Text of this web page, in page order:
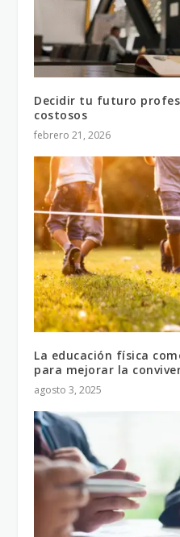
Decidir tu futuro
costosos
febrero 21, 2026
La educación física
para mejorar la
agosto 3, 2025